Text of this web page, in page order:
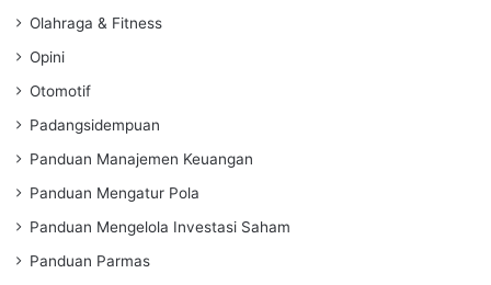
Olahraga & Fitness
Opini
Otomotif
Padangsidempuan
Panduan Manajemen Keuangan
Panduan Mengatur Pola
Panduan Mengelola Investasi Saham
Panduan Parmas